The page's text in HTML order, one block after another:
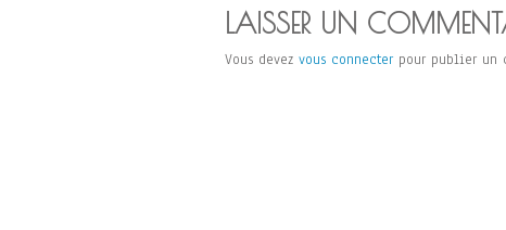
LAISSER UN
Vous devez vous connecter pour publier un